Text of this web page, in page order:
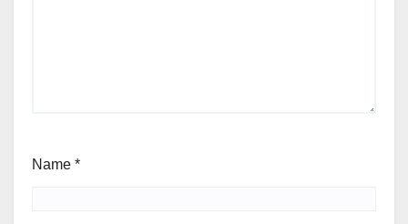
Name *